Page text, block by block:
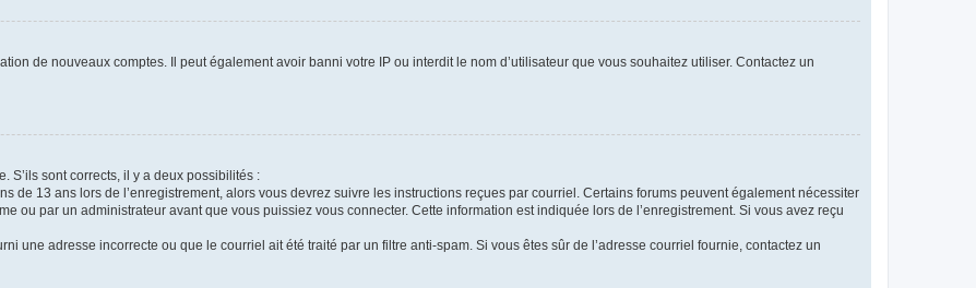
de nouveaux comptes. Il peut également avoir banni votre IP ou interdit le nom d’utilisateur que vous souhaitez utiliser. Contactez un
S’ils sont corrects, il y a deux possibilités :
de 13 ans lors de l’enregistrement, alors vous devrez suivre les instructions reçues par courriel. Certains forums peuvent également nécessiter
ou par un administrateur avant que vous puissiez vous connecter. Cette information est indiquée lors de l’enregistrement. Si vous avez reçu
une adresse incorrecte ou que le courriel ait été traité par un filtre anti-spam. Si vous êtes sûr de l’adresse courriel fournie, contactez un